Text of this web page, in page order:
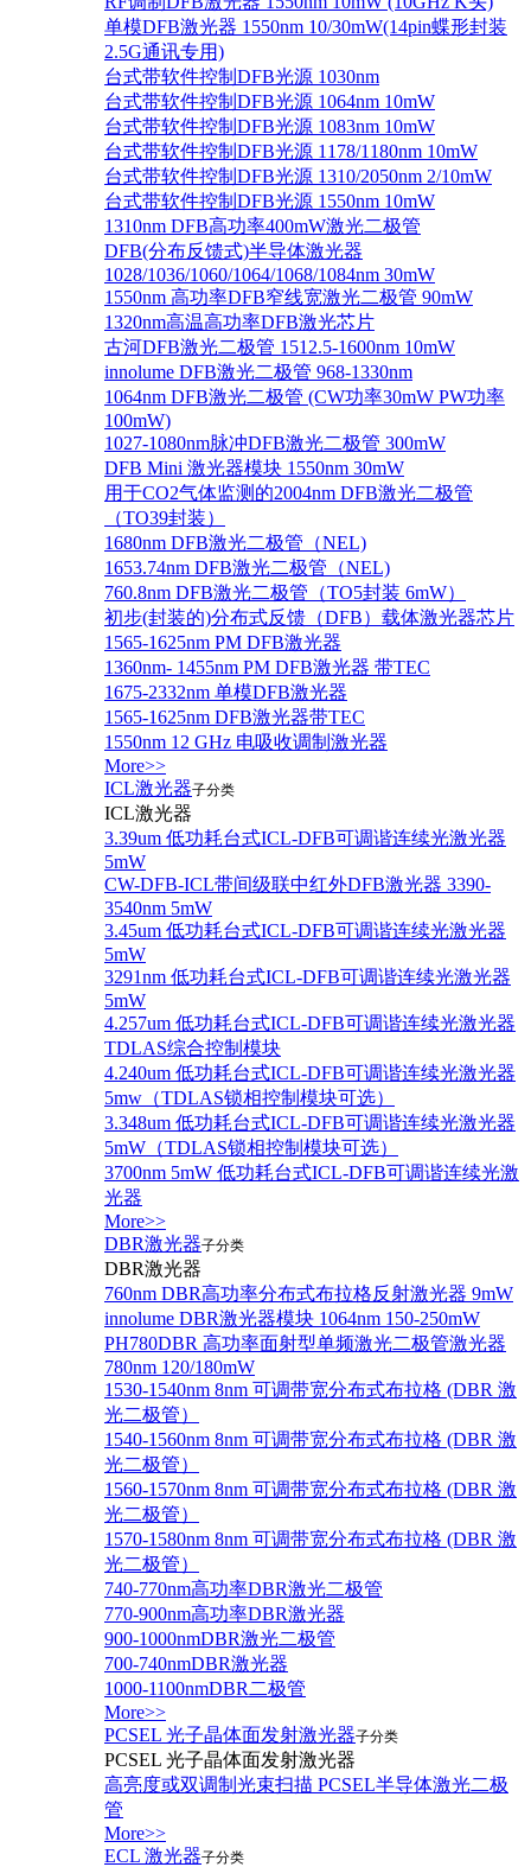
单模DFB激光器 1550nm 10/30mW(14pin蝶形封装
2.5G通讯专用)
台式带软件控制DFB光源 1030nm
台式带软件控制DFB光源 1064nm 10mW
台式带软件控制DFB光源 1083nm 10mW
台式带软件控制DFB光源 1178/1180nm 10mW
台式带软件控制DFB光源 1310/2050nm 2/10mW
台式带软件控制DFB光源 1550nm 10mW
1310nm DFB高功率400mW激光二极管
DFB(分布反馈式)半导体激光器
1028/1036/1060/1064/1068/1084nm 30mW
1550nm 高功率DFB窄线宽激光二极管 90mW
1320nm高温高功率DFB激光芯片
古河DFB激光二极管 1512.5-1600nm 10mW
innolume DFB激光二极管 968-1330nm
1064nm DFB激光二极管 (CW功率30mW PW功率
100mW)
1027-1080nm脉冲DFB激光二极管 300mW
DFB Mini 激光器模块 1550nm 30mW
用于CO2气体监测的2004nm DFB激光二极管
（TO39封装）
1680nm DFB激光二极管（NEL)
1653.74nm DFB激光二极管（NEL)
760.8nm DFB激光二极管（TO5封装 6mW）
初步(封装的)分布式反馈（DFB）载体激光器芯片
1565-1625nm PM DFB激光器
1360nm- 1455nm PM DFB激光器 带TEC
1675-2332nm 单模DFB激光器
1565-1625nm DFB激光器带TEC
1550nm 12 GHz 电吸收调制激光器
More>>
ICL激光器子分类
ICL激光器
3.39um 低功耗台式ICL-DFB可调谐连续光激光器
5mW
CW-DFB-ICL带间级联中红外DFB激光器 3390-
3540nm 5mW
3.45um 低功耗台式ICL-DFB可调谐连续光激光器
5mW
3291nm 低功耗台式ICL-DFB可调谐连续光激光器
5mW
4.257um 低功耗台式ICL-DFB可调谐连续光激光器
TDLAS综合控制模块
4.240um 低功耗台式ICL-DFB可调谐连续光激光器
5mw（TDLAS锁相控制模块可选）
3.348um 低功耗台式ICL-DFB可调谐连续光激光器
5mW（TDLAS锁相控制模块可选）
3700nm 5mW 低功耗台式ICL-DFB可调谐连续光激
光器
More>>
DBR激光器子分类
DBR激光器
760nm DBR高功率分布式布拉格反射激光器 9mW
innolume DBR激光器模块 1064nm 150-250mW
PH780DBR 高功率面射型单频激光二极管激光器
780nm 120/180mW
1530-1540nm 8nm 可调带宽分布式布拉格 (DBR 激
光二极管）
1540-1560nm 8nm 可调带宽分布式布拉格 (DBR 激
光二极管）
1560-1570nm 8nm 可调带宽分布式布拉格 (DBR 激
光二极管）
1570-1580nm 8nm 可调带宽分布式布拉格 (DBR 激
光二极管）
740-770nm高功率DBR激光二极管
770-900nm高功率DBR激光器
900-1000nmDBR激光二极管
700-740nmDBR激光器
1000-1100nmDBR二极管
More>>
PCSEL 光子晶体面发射激光器子分类
PCSEL 光子晶体面发射激光器
高亮度或双调制光束扫描 PCSEL半导体激光二极
管
More>>
ECL 激光器子分类